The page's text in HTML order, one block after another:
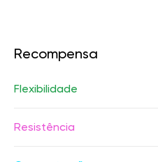
Recompensa
Flexibilidade
Resistência